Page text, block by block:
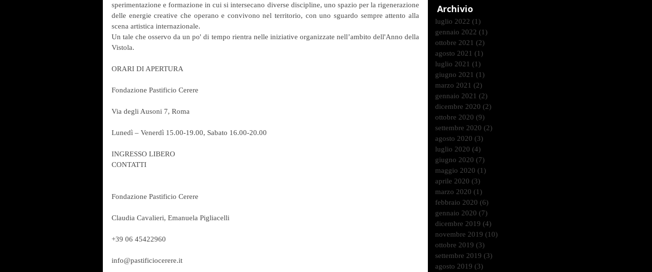
sperimentazione e formazione in cui si intersecano diverse discipline, uno spazio per la rigenerazione
delle energie creative che operano e convivono nel territorio, con uno sguardo sempre attento alla
scena artistica internazionale.
Un tale che osservo da un po' di tempo rientra nelle iniziative organizzate nell’ambito dell'Anno della
Vistola.
ORARI DI APERTURA
Fondazione Pastificio Cerere
Via degli Ausoni 7, Roma
Lunedì – Venerdì 15.00-19.00, Sabato 16.00-20.00
INGRESSO LIBERO
CONTATTI
Fondazione Pastificio Cerere
Claudia Cavalieri, Emanuela Pigliacelli
+39 06 45422960
info@pastificiocerere.it
Archivio
luglio 2022 (1)
gennaio 2022 (1)
ottobre 2021 (2)
agosto 2021 (1)
luglio 2021 (1)
giugno 2021 (1)
marzo 2021 (2)
gennaio 2021 (2)
dicembre 2020 (2)
ottobre 2020 (9)
settembre 2020 (2)
agosto 2020 (3)
luglio 2020 (4)
giugno 2020 (7)
maggio 2020 (1)
aprile 2020 (3)
marzo 2020 (1)
febbraio 2020 (6)
gennaio 2020 (7)
dicembre 2019 (4)
novembre 2019 (10)
ottobre 2019 (3)
settembre 2019 (3)
agosto 2019 (3)